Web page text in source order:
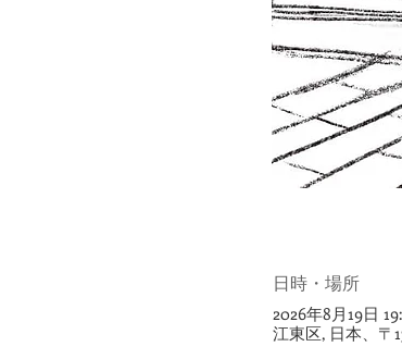
日時・場所
2026年8月19日
江東区, 日本、〒